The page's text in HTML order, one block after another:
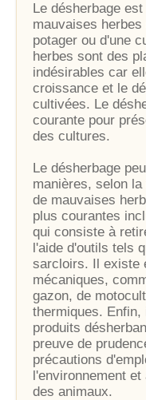
Le désherbage
mauvaises
potager ou d'une
herbes sont des
indésirables car
croissance et le
cultivées. Le
courante pour
des cultures.
Le désherbage
manières, selon
de mauvaises
plus courantes
qui consiste à
l'aide d'outils tels
sarcloirs. Il existe
mécaniques,
gazon, de
thermiques.
produits
preuve de
précautions
l'environnement
des animaux.